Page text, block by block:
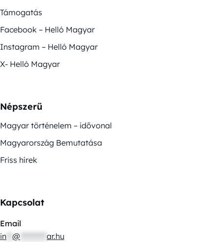
Támogatás
Facebook – Helló Magyar
Instagram – Helló Magyar
X- Helló Magyar
Népszerű
Magyar történelem – idővonal
Magyarország Bemutatása
Friss hírek
Kapcsolat
Email
in @ ar.hu